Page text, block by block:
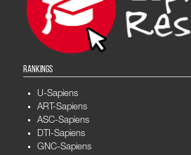
RANKINGS
U-Sapiens
ART-Sapiens
ASC-Sapiens
DTI-Sapiens
GNC-Sapiens